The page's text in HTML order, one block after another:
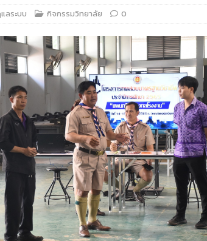
ลระบบ กิจกรรมวิทยาลัย 0